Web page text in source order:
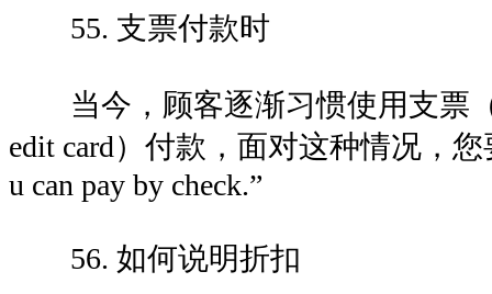
55. 支票付款时
当今，顾客逐渐习惯使用支票（
edit card）付款，面对这种情况，您
u can pay by check.”
56. 如何说明折扣